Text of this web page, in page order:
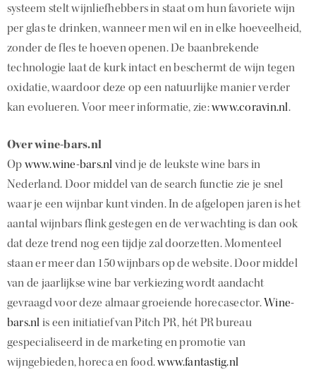
systeem stelt wijnliefhebbers in staat om hun favoriete wijn
per glas te drinken, wanneer men wil en in elke hoeveelheid,
zonder de fles te hoeven openen. De baanbrekende
technologie laat de kurk intact en beschermt de wijn tegen
oxidatie, waardoor deze op een natuurlijke manier verder
kan evolueren. Voor meer informatie, zie:www.coravin.nl.
Over wine-bars.nl
Opwww.wine-bars.nlvind je de leukste wine bars in
Nederland. Door middel van de search functie zie je snel
waar je een wijnbar kunt vinden. In de afgelopen jaren is het
aantal wijnbars flink gestegen en de verwachting is dan ook
dat deze trend nog een tijdje zal doorzetten. Momenteel
staan er meer dan 150 wijnbars op de website. Door middel
van de jaarlijkse wine bar verkiezing wordt aandacht
gevraagd voor deze almaar groeiende horecasector.Wine-
bars.nlis een initiatief van Pitch PR, hét PR bureau
gespecialiseerd in de marketing en promotie van
wijngebieden, horeca en food.www.fantastig.nl